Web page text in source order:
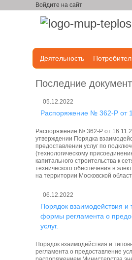
Войдите на сайт
Деятельность
Последние
05.12.2022
Распоряжение № 362-Р от
Распоряжение № 362-Р от
утверждении Порядка
предоставлении услуг по
(технологическому
капитального строительства к
технического обеспечения в
на территории Московской
06.12.2022
Порядок взаимодействия и
формы регламента о
услуг.
Порядок взаимодействия и
регламента о предоставление